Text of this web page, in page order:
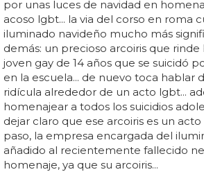
por unas luces de navidad en
acoso lgbt... la via del corso en roma
iluminado navideño mucho más
demás: un precioso arcoiris que
joven gay de 14 años que se suicidó
en la escuela... de nuevo toca hablar
ridícula alrededor de un acto lgbt...
homenajear a todos los suicidios
dejar claro que ese arcoiris es un acto
paso, la empresa encargada del
añadido al recientemente fallecido
homenaje, ya que su arcoiris...